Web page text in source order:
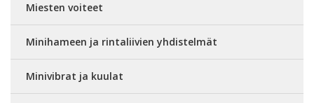
Miesten voiteet
Minihameen ja rintaliivien yhdistelmät
Minivibrat ja kuulat